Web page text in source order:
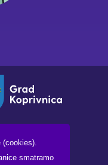
smatramo